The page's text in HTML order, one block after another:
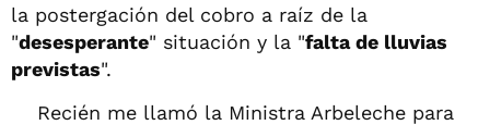
la postergación del cobro a raíz de la
"desesperante" situación y la "falta de lluvias
previstas".
Recién me llamó la Ministra Arbeleche para